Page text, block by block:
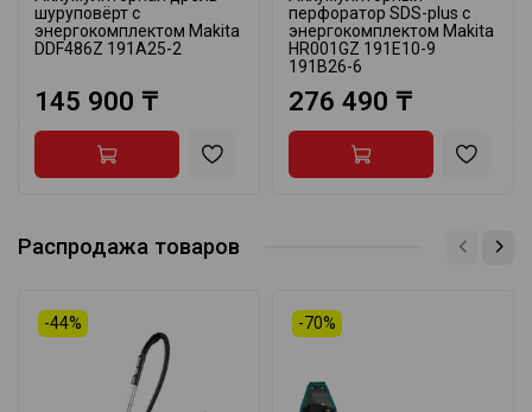
шуруповёрт с
энергокомплектом Makita
DDF486Z 191A25-2
145 900 ₸
перфоратор SDS-plus с
энергокомплектом Makita
HR001GZ 191E10-9
191B26-6
276 490 ₸
Распродажа товаров
-44% -70%